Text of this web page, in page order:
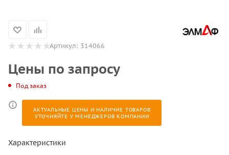
Артикул: 314066
Цены по запросу
Под заказ
АКТУАЛЬНЫЕ ЦЕНЫ И НАЛИЧИЕ ТОВАРОВ
УТОЧНЯЙТЕ У МЕНЕДЖЕРОВ КОМПАНИИ
Характеристики